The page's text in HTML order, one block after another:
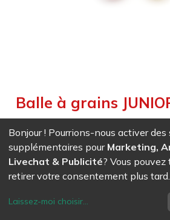
Balle à grains
Weight :0,060kg|Weight Net :0,060
7,26CHF/ HT
EAN 7611847030865 Ref (
EAN7611847030872-Ref (
Ref
Bonjour ! Pourrions-nous activer des
supplémentaires pour Marketing,
Livechat & Publicité? Vous pouvez
retirer votre consentement plus tard.
Laissez-moi choisir...